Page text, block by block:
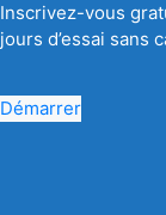
Inscrivez-vous
jours d’essai sans
Démarrer